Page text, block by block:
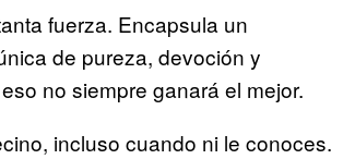
fuerza. Encapsula un
de pureza, devoción y
no siempre ganará el mejor.
incluso cuando ni le conoces.